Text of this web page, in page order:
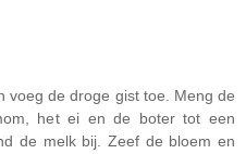
voeg de droge gist toe. Meng de
het ei en de boter tot een
de melk bij. Zeef de bloem en